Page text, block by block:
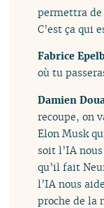
permettra de
C’est ça qui
Fabrice
où tu
Damien
recoupe, on
Elon Musk
soit l’IA
qu’il fait
l’IA nous
proche de la